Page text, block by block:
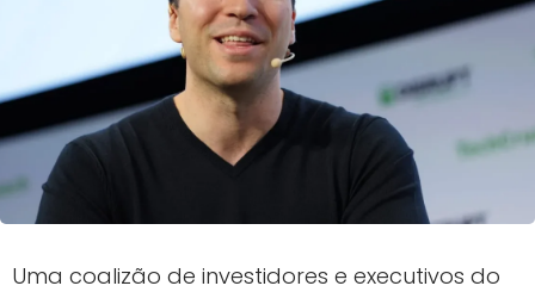
Uma coalizão de investidores e executivos do